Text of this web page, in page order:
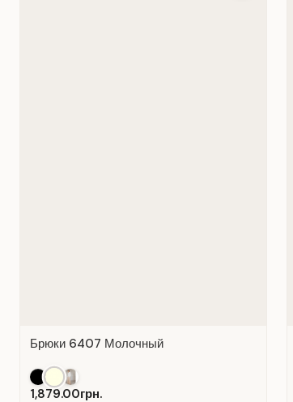
Брюки 6407 Молочный
1,879.00грн.